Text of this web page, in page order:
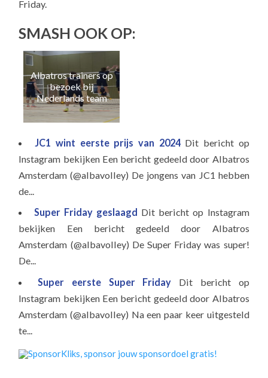
Friday.
SMASH OOK OP:
Albatros trainers op
bezoek bij
Nederlands team
JC1 wint eerste prijs van 2024 Dit bericht op
Instagram bekijken Een bericht gedeeld door Albatros
Amsterdam (@albavolley) De jongens van JC1 hebben
de...
Super Friday geslaagd Dit bericht op Instagram
bekijken Een bericht gedeeld door Albatros
Amsterdam (@albavolley) De Super Friday was super!
De...
Super eerste Super Friday Dit bericht op
Instagram bekijken Een bericht gedeeld door Albatros
Amsterdam (@albavolley) Na een paar keer uitgesteld
te...